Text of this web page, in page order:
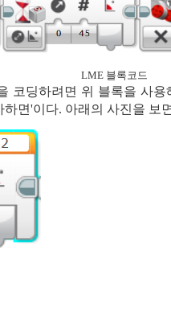
LME 블록코드
코딩하려면 위 블록을 사
면'이다. 아래의 사진을 보